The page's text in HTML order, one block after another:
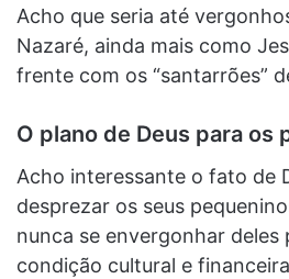
Acho que seria até
Nazaré, ainda mais como
frente com os “santarrões”
O plano de Deus para os
Acho interessante o fato de
desprezar os seus
nunca se envergonhar deles
condição cultural e